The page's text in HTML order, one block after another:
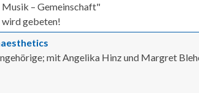
– Gemeinschaft"
wird gebeten!
mit Angelika Hinz und Margret